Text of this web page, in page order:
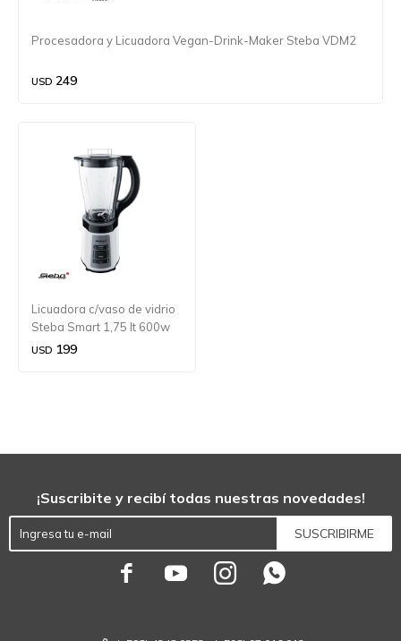
Procesadora y Licuadora Vegan-Drink-Maker Steba VDM2
USD 249
Licuadora c/vaso de vidrio
Steba Smart 1,75 lt 600w
USD 199
¡Suscribite y recibí todas nuestras novedades!
SUSCRIBIRME
   